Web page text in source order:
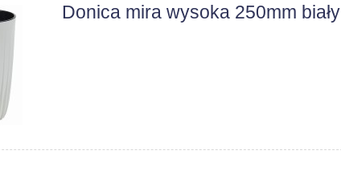
Donica mira wysoka 250mm biały